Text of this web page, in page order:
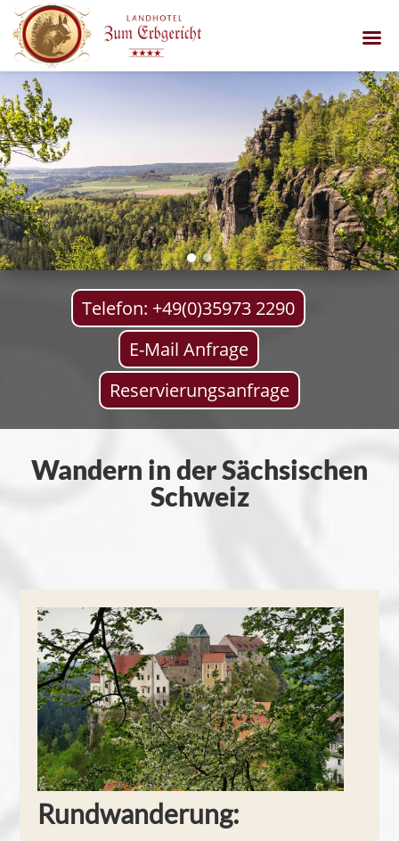
Telefon: +49(0)35973 2290
E-Mail Anfrage
Reservierungsanfrage
Wandern in der Sächsischen
Schweiz
Rundwanderung: